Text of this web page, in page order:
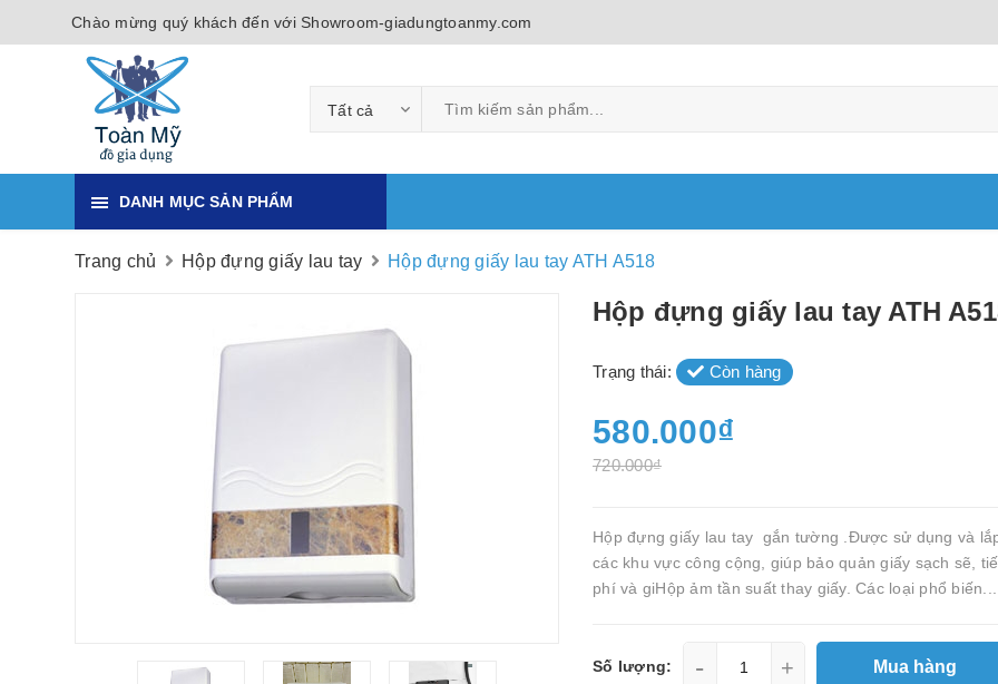
Chào mừng quý khách đến với Showroom-giadungtoanmy.com
Tất cả
DANH MỤC SẢN PHẨM
Trang chủ Hộp đựng giấy lau tay Hộp đựng giấy lau tay ATH A518
Hộp đựng giấy lau tay ATH
Trạng thái: Còn hàng
580.000₫
720.000₫
Hộp đựng giấy lau tay gắn tường .Được sử dụng và
các khu vực công cộng, giúp bảo quản giấy sạch sẽ,
phí và giHộp ảm tần suất thay giấy. Các loại phổ biến...
Số lượng: - + Mua hàng